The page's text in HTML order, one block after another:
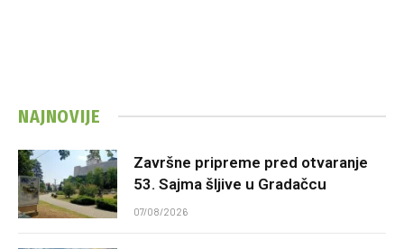
NAJNOVIJE
Završne pripreme pred otvaranje
53. Sajma šljive u Gradačcu
07/08/2026